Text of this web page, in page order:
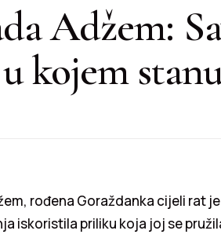
Adžem:
kojem
rođena Goraždanka cijeli rat
iskoristila priliku koja joj se